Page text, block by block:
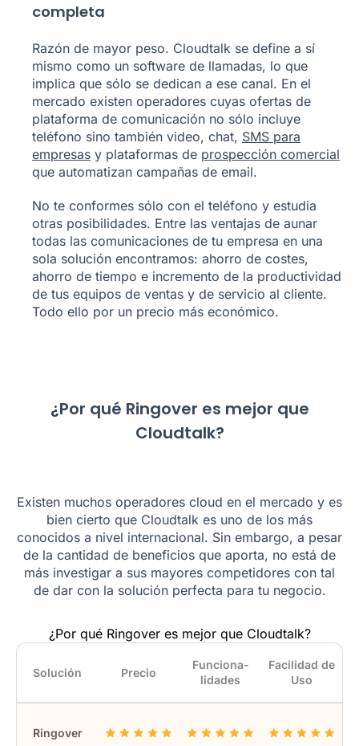
completa
Razón de mayor peso. Cloudtalk se define a sí
mismo como un software de llamadas, lo que
implica que sólo se dedican a ese canal. En el
mercado existen operadores cuyas ofertas de
plataforma de comunicación no sólo incluye
teléfono sino también video, chat, SMS para
empresas y plataformas de prospección comercial
que automatizan campañas de email.
No te conformes sólo con el teléfono y estudia
otras posibilidades. Entre las ventajas de aunar
todas las comunicaciones de tu empresa en una
sola solución encontramos: ahorro de costes,
ahorro de tiempo e incremento de la productividad
de tus equipos de ventas y de servicio al cliente.
Todo ello por un precio más económico.
¿Por qué Ringover es mejor que
Cloudtalk?
Existen muchos operadores cloud en el mercado y es
bien cierto que Cloudtalk es uno de los más
conocidos a nivel internacional. Sin embargo, a pesar
de la cantidad de beneficios que aporta, no está de
más investigar a sus mayores competidores con tal
de dar con la solución perfecta para tu negocio.
¿Por qué Ringover es mejor que Cloudtalk?
Solución Precio
Funciona­
lidades
Facilidad de
Uso
Ringover